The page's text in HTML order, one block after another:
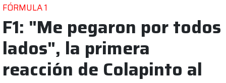
FÓRMULA 1
F1: "Me pegaron por todos
lados", la primera
reacción de Colapinto al